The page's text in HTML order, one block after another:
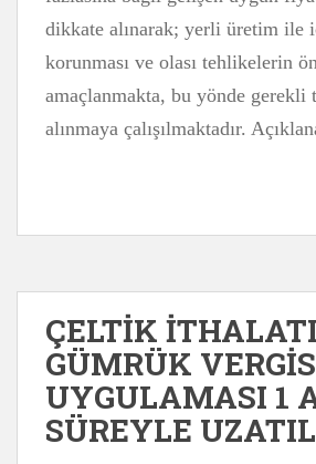
dikkate alınarak; yerli üretim ile
korunması ve olası tehlikelerin
amaçlanmakta, bu yönde gerekli
alınmaya çalışılmaktadır.
ÇELTİK
GÜMRÜK
UYGULAMASI 1
SÜREYLE